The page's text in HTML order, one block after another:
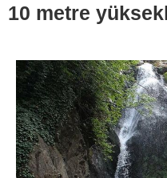
10 metre